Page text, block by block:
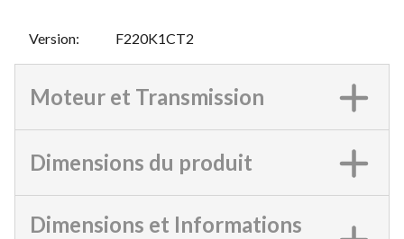
Version: F220K1CT2
Moteur et Transmission
Dimensions du produit
Dimensions et Informations